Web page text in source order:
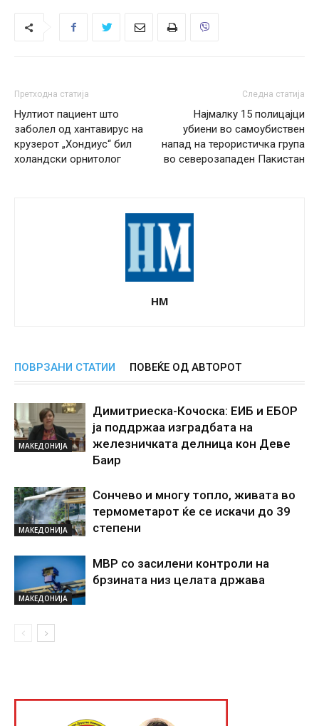
Претходна статија
Нултиот пациент што
заболел од хантавирус на
крузерот „Хондиус“ бил
холандски орнитолог
Следна статија
Најмалку 15 полицајци
убиени во самоубиствен
напад на терористичка група
во северозападен Пакистан
НМ
ПОВРЗАНИ СТАТИИ ПОВЕЌЕ ОД АВТОРОТ
МАКЕДОНИЈА
Димитриеска-Кочоска: ЕИБ и ЕБОР
ја поддржаа изградбата на
железничката делница кон Деве
Баир
МАКЕДОНИЈА
Сончево и многу топло, живата во
термометарот ќе се искачи до 39
степени
МАКЕДОНИЈА
МВР со засилени контроли на
брзината низ целата држава